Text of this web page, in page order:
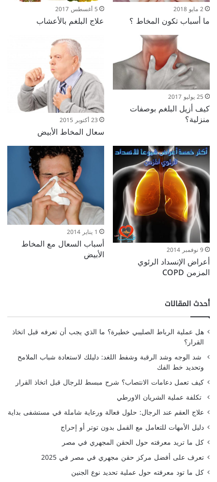
2 مايو 2018
ما أسباب تكون المخاط ؟
5 أغسطس 2017
علاج البلغم بالأعشاب
25 يوليو 2017
كيف أزيل البلغم بوصفات
منزلية؟ 23 أكتوبر 2015
سعال المخاط الأبيض
9 نوفمبر 2014
أعراض الإنسداد الرئوي
المزمن COPD
1 يناير 2014
أسباب السعال مع المخاط
الأبيض
أحدث المقالات
هل عملية الرباط الصليبي خطيرة؟ ما الذي يجب أن تعرفه قبل اتخاذ
القرار؟
شد الوجه وشد الرقبة وشفط اللغد: دليلك لاستعادة شباب الملامح
وتحديد خط الفك
كيف تعمل دعامات الانتصاب؟ شرح مبسط للرجال قبل اتخاذ القرار
تكلفة عملية الشريان الاورطي
علاج العقم عند الرجال: حلول فعالة ورعاية شاملة في مستشفى بداية
دليل الأمهات للتعامل مع القمل بدون توتر أو إحراج
كل ما تريد معرفته حول الحقن المجهري في مصر
تعرف على أفضل مركز حقن مجهري في مصر في 2025
كل ما تود معرفته حول عملية تحديد نوع الجنين